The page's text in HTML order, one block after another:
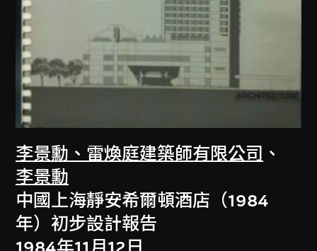
李景勳、雷煥庭建築師有限公司 、
李景勳
中國上海靜安希爾頓酒店（1984
年）初步設計報告